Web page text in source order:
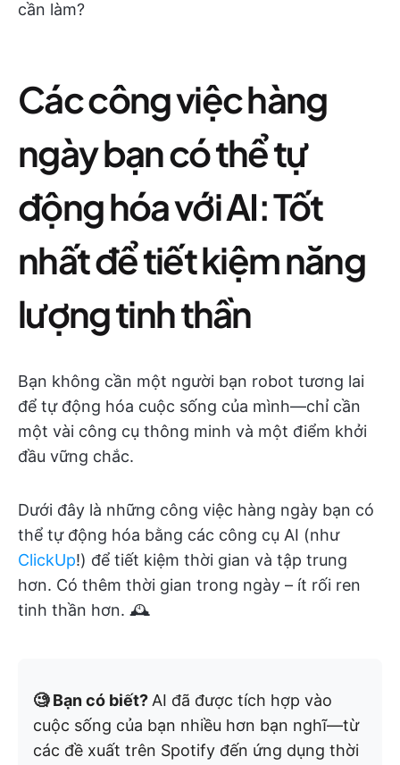
cần làm?
Các công việc hàng
ngày bạn có thể tự
động hóa với AI: Tốt
nhất để tiết kiệm năng
lượng tinh thần
Bạn không cần một người bạn robot tương lai
để tự động hóa cuộc sống của mình—chỉ cần
một vài công cụ thông minh và một điểm khởi
đầu vững chắc.
Dưới đây là những công việc hàng ngày bạn có
thể tự động hóa bằng các công cụ AI (như
ClickUp!) để tiết kiệm thời gian và tập trung
hơn. Có thêm thời gian trong ngày – ít rối ren
tinh thần hơn. 🕰️
🧐 Bạn có biết? AI đã được tích hợp vào
cuộc sống của bạn nhiều hơn bạn nghĩ—từ
các đề xuất trên Spotify đến ứng dụng thời